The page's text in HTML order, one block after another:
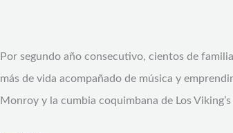
Por segundo año consecutivo, cientos de
más de vida acompañado de música y
Monroy y la cumbia coquimbana de Los
al
ritmo
de